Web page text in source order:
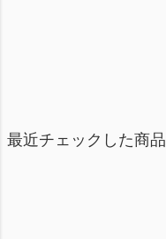
最近チェックした商品